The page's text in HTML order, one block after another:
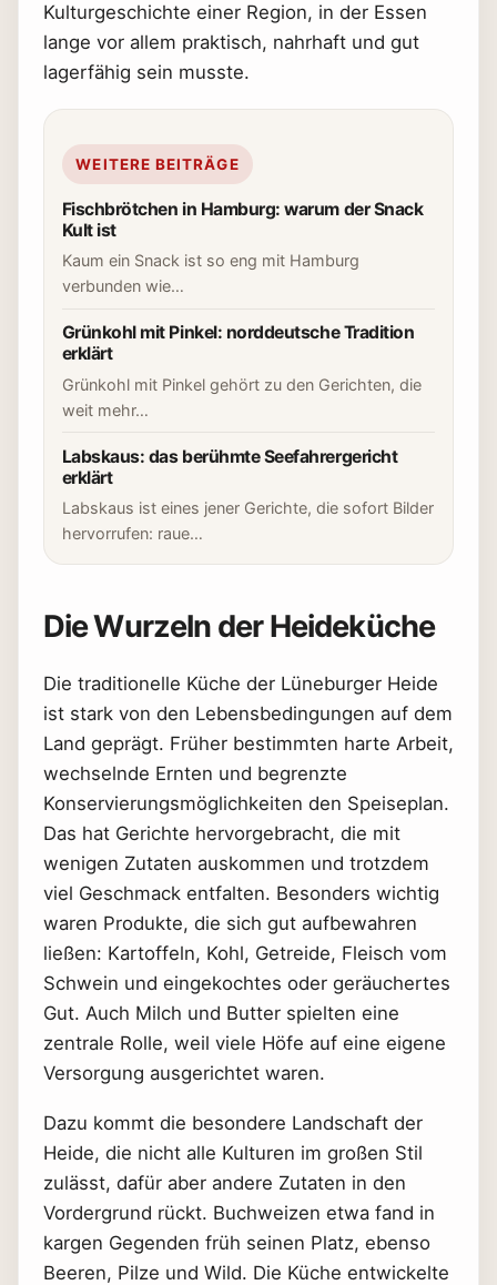
Kulturgeschichte einer Region, in der Essen
lange vor allem praktisch, nahrhaft und gut
lagerfähig sein musste.
WEITERE BEITRÄGE
Fischbrötchen in Hamburg: warum der Snack
Kult ist
Kaum ein Snack ist so eng mit Hamburg
verbunden wie…
Grünkohl mit Pinkel: norddeutsche Tradition
erklärt
Grünkohl mit Pinkel gehört zu den Gerichten, die
weit mehr…
Labskaus: das berühmte Seefahrergericht
erklärt
Labskaus ist eines jener Gerichte, die sofort Bilder
hervorrufen: raue…
Die Wurzeln der Heideküche
Die traditionelle Küche der Lüneburger Heide
ist stark von den Lebensbedingungen auf dem
Land geprägt. Früher bestimmten harte Arbeit,
wechselnde Ernten und begrenzte
Konservierungsmöglichkeiten den Speiseplan.
Das hat Gerichte hervorgebracht, die mit
wenigen Zutaten auskommen und trotzdem
viel Geschmack entfalten. Besonders wichtig
waren Produkte, die sich gut aufbewahren
ließen: Kartoffeln, Kohl, Getreide, Fleisch vom
Schwein und eingekochtes oder geräuchertes
Gut. Auch Milch und Butter spielten eine
zentrale Rolle, weil viele Höfe auf eine eigene
Versorgung ausgerichtet waren.
Dazu kommt die besondere Landschaft der
Heide, die nicht alle Kulturen im großen Stil
zulässt, dafür aber andere Zutaten in den
Vordergrund rückt. Buchweizen etwa fand in
kargen Gegenden früh seinen Platz, ebenso
Beeren, Pilze und Wild. Die Küche entwickelte